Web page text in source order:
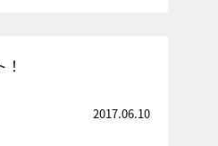
2017.06.10